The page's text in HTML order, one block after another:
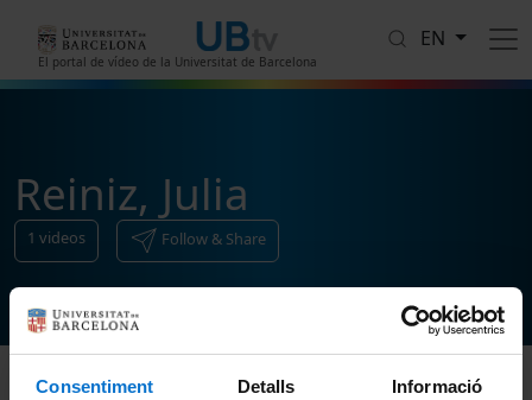
Consentiment Detalls Informació
El portal de vídeo de la Universitat de Barcelona
EN
Reiniz, Julia
1 videos Follow & Share